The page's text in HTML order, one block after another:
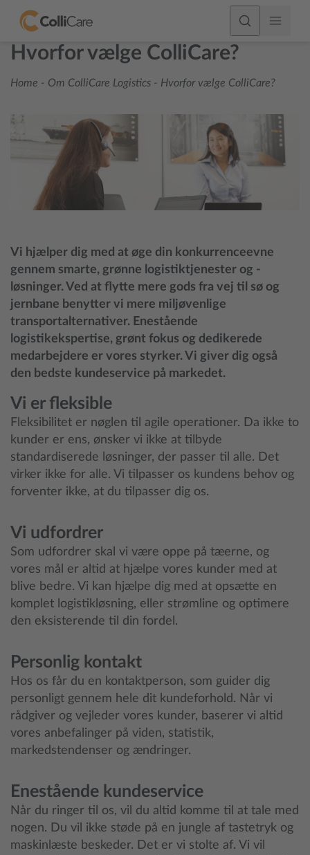
Hvorfor vælge ColliCare?
Home - Om ColliCare Logistics - Hvorfor vælge ColliCare?
Vi hjælper dig med at øge din konkurrenceevne
gennem smarte, grønne logistiktjenester og -
løsninger. Ved at flytte mere gods fra vej til sø og
jernbane benytter vi mere miljøvenlige
transportalternativer. Enestående
logistikekspertise, grønt fokus og dedikerede
medarbejdere er vores styrker. Vi giver dig også
den bedste kundeservice på markedet.
Vi er fleksible
Fleksibilitet er nøglen til agile operationer. Da ikke to
kunder er ens, ønsker vi ikke at tilbyde
standardiserede løsninger, der passer til alle. Det
virker ikke for alle. Vi tilpasser os kundens behov og
forventer ikke, at du tilpasser dig os.
Vi udfordrer
Som udfordrer skal vi være oppe på tæerne, og
vores mål er altid at hjælpe vores kunder med at
blive bedre. Vi kan hjælpe dig med at opsætte en
komplet logistikløsning, eller strømline og optimere
den eksisterende til din fordel.
Personlig kontakt
Hos os får du en kontaktperson, som guider dig
personligt gennem hele dit kundeforhold. Når vi
rådgiver og vejleder vores kunder, baserer vi altid
vores anbefalinger på viden, statistik,
markedstendenser og ændringer.
Enestående kundeservice
Når du ringer til os, vil du altid komme til at tale med
nogen. Du vil ikke støde på en jungle af tastetryk og
maskinlæste beskeder. Det er vi stolte af. Vi vil